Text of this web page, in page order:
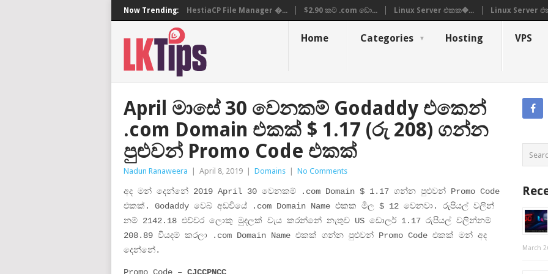
Now Trending: HestiaCP File Manager �... $2.90 කට .com ඩො... Linux Server එකක�... Linux Server
Home Categories Hosting VPS
April මාසේ 30 වෙනකම් Godaddy එකෙන්
.com Domain එකක් $ 1.17 (රු 208) ගන්න
පුළුවන් Promo Code එකක්
Nadun Ranaweera April 8, 2019 Domains No Comments
අද මන් දෙන්නේ 2019 April 30 වෙනකම් .com Domain $ 1.17 ගන්න පුළුවන් Promo Code
එකක්. Godaddy වෙබ් අඩවියේ .com Domain Name එකක මිල $ 12 වෙනවා. රුපියල් වලින්
නම් 2142.18 එච්චර ලොකු මුදලක් වැය කරන්නේ නැතුව US ඩොලර් 1.17 රුපියල් වලින්නම්
208.89 වියදම් කරලා .com Domain Name එකක් ගන්න පුළුවන් Promo Code එකක් මන් අද
දෙන්නේ.
March